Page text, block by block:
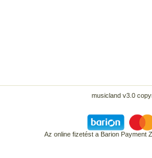
musicland v3.0
Az online fizetést a Barion Payment